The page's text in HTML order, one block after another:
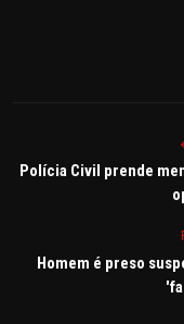
Polícia Civil prende
Homem é preso